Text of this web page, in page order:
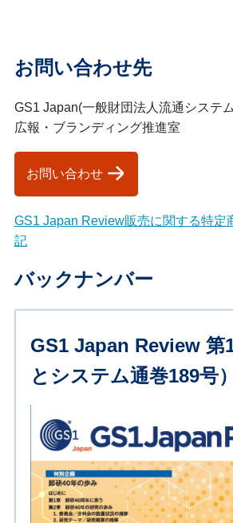
お問い合わせ先
GS1 Japan(一般財団法人流通システ
広報・ブランディング推進室
お問い合わせ
GS1 Japan Review販売に関する特定
記
バックナンバー
GS1 Japan Review 第
とシステム通巻189号）